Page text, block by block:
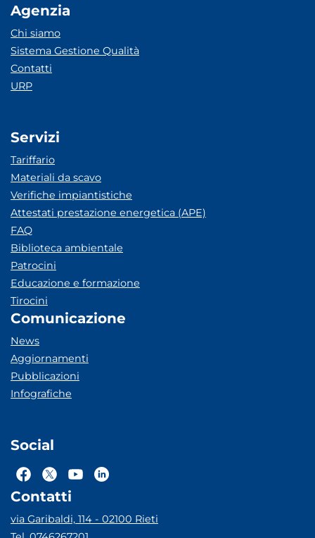
Agenzia
Chi siamo
Sistema Gestione Qualità
Contatti
URP
Servizi
Tariffario
Materiali da scavo
Verifiche impiantistiche
Attestati prestazione energetica (APE)
FAQ
Biblioteca ambientale
Patrocini
Educazione e formazione
Tirocini
Comunicazione
News
Aggiornamenti
Pubblicazioni
Infografiche
Social
Contatti
via Garibaldi, 114 - 02100 Rieti